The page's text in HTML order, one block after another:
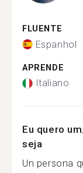
FLUENTE
Espanhol
APRENDE
Italiano
Eu quero
seja
Un persona